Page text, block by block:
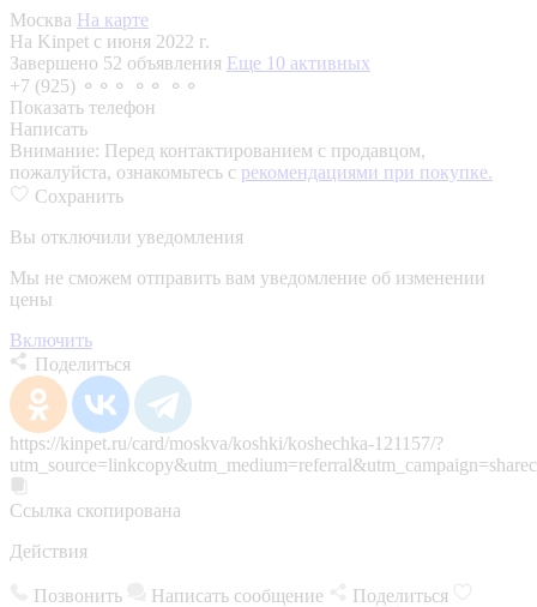
Москва На карте
На Kinpet c июня 2022 г.
Завершено 52 объявления Еще 10 активных
+7 (925) ⚬⚬⚬ ⚬⚬ ⚬⚬
Показать телефон
Написать
Внимание: Перед контактированием с продавцом,
пожалуйста, ознакомьтесь с рекомендациями при покупке.
Сохранить
Вы отключили уведомления
Мы не сможем отправить вам уведомление об изменении
цены
Включить
Поделиться
https://kinpet.ru/card/moskva/koshki/koshechka-121157/?
Ссылка скопирована
Действия
Позвонить Написать сообщение
Поделиться